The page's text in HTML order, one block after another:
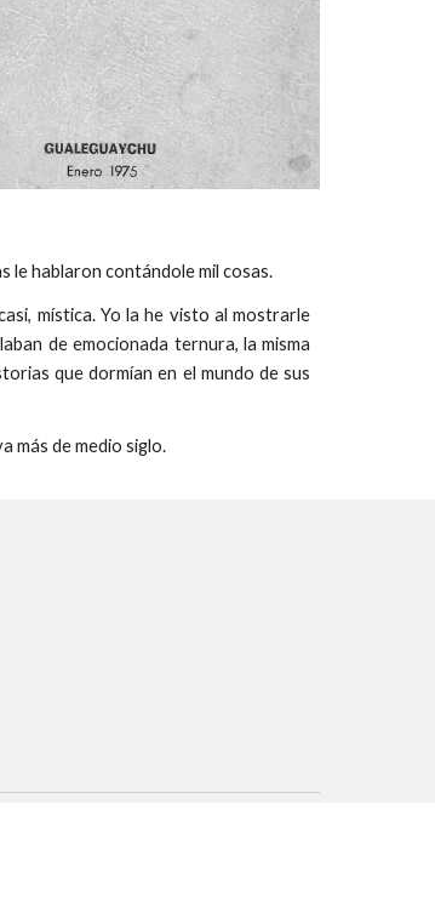
le hablaron contándole mil cosas.
mística. Yo la he visto al mostrarle
de emocionada ternura, la misma
que dormían en el mundo de sus
más de medio siglo.